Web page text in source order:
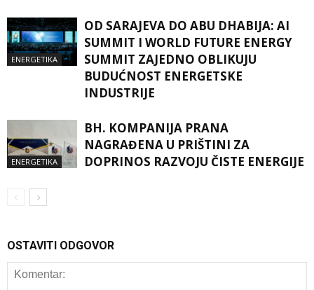
ENERGETIKA
OD SARAJEVA DO ABU DHABIJA: AI
SUMMIT I WORLD FUTURE ENERGY
SUMMIT ZAJEDNO OBLIKUJU
BUDUĆNOST ENERGETSKE
INDUSTRIJE
ENERGETIKA
BH. KOMPANIJA PRANA
NAGRAĐENA U PRIŠTINI ZA
DOPRINOS RAZVOJU ČISTE ENERGIJE
OSTAVITI ODGOVOR